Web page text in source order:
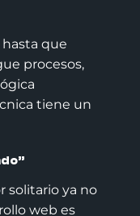
hasta que
procesos,
tiene un
solitario ya no
web es